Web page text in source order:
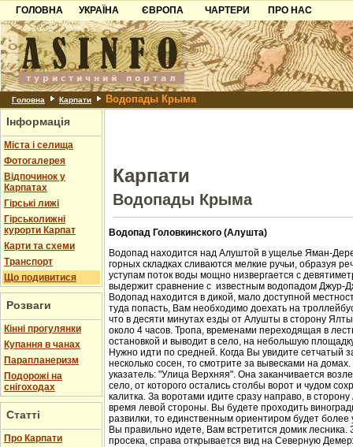
ГОЛОВНА
УКРАЇНА
Карпати
Азов
Причорноморря
Шацьк
ЄВРОПА
Чорногорія
Хорватія
Болгарія
Албанія
ЧАРТЕРИ
ПРО НАС
Контакти
Партнерам
Додати готель
Головна Карпати Водопады Крыма
Інформація
Міста і селища
Фотогалерея
Відпочинок у
Карпатах
Гірські лижі
Гірськолижні
курорти Карпат
Карти та схеми
Транспорт
Що подивитися
Розваги
Кінні прогулянки
Купання в чанах
Парапланеризм
Подорожі на
снігоходах
Статті
Про Карпати
Карпати
Водопады Крыма
Водопад Головкинского (Алушта)
Водопад находится над Алуштой в ущелье Яман-
горных складках сливаются мелкие ручьи, образуя
уступам поток воды мощно низвергается с
выдержит сравнение с известным водопадом Джур-
Водопад находится в дикой, мало доступной
туда попасть, Вам необходимо доехать на
что в десяти минутах езды от Алушты в сторону
около 4 часов. Тропа, временами переходящая в
остановкой и выводит в село, на небольшую
Нужно идти по средней. Когда Вы увидите сетчатый
несколько сосен, то смотрите за вывесками на
указатель: "Улица Верхняя". Она заканчивается
село, от которого остались столбы ворот и чудом
калитка. За воротами идите сразу направо, в
время левой стороны. Вы будете проходить
развилки, то единственным ориентиром будет более
Вы правильно идете, Вам встретится домик лесника.
просека, справа открывается вид на Северную